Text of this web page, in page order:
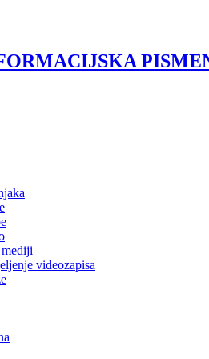
videozapisa